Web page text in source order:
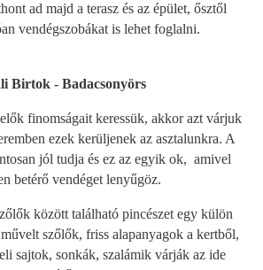
ad majd a terasz és az épület, ősztől
vendégszobákat is lehet foglalni.
Birtok - Badacsonyörs
finomságait keressük, akkor azt várjuk
ezek kerüljenek az asztalunkra. A
jól tudja és ez az egyik ok, amivel
betérő vendéget lenyűgöz.
között található pincészet egy külön
szőlők, friss alapanyagok a kertből,
sajtok, sonkák, szalámik várják az ide